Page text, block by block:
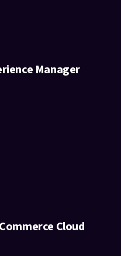
Manager
Cloud